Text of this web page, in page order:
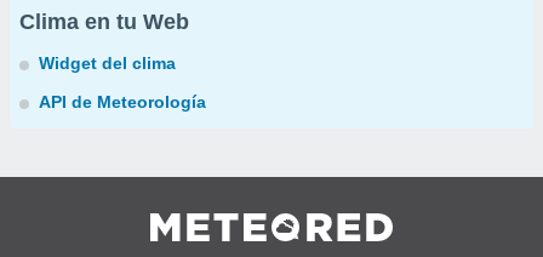
Clima en tu Web
Widget del clima
API de Meteorología